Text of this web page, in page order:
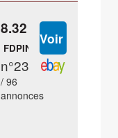
8.32 €
FDPIN
n°23
/ 96
annonces